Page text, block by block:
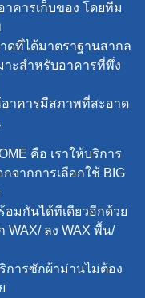
าคารเก็บของ โดยทีม
ที่ได้มาตราฐานสากล
ะสำหรับอาคารที่พึ่ง
าคารมีสภาพที่สะอาด
คือ เราให้บริการ
จากการเลือกใช้ BIG
อมกันได้ทีเดียวอีกด้วย
WAX/ ลง WAX พื้น/
การซักผ้าม่านไม่ต้อง